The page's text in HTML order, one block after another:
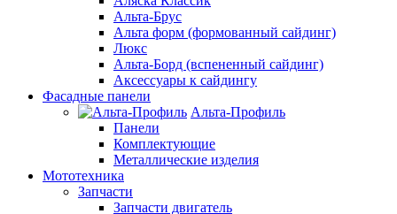
Альта-Брус
Альта форм (формованный сайдинг)
Люкс
Альта-Борд (вспененный сайдинг)
Аксессуары к сайдингу
Фасадные панели
Альта-Профиль
Панели
Комплектующие
Металлические изделия
Мототехника
Запчасти
Запчасти двигатель